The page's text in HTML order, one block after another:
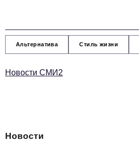
Альтернатива Стиль жизни
Новости СМИ2
Новости